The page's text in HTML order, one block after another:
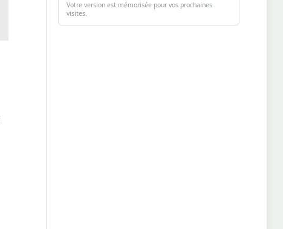
Votre version est mémorisée pour vos prochaines
visites.